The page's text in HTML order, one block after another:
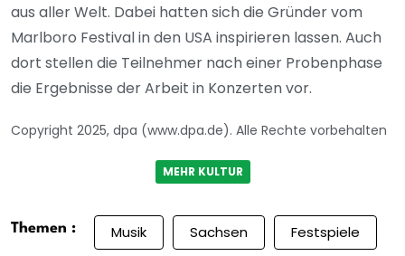
aus aller Welt. Dabei hatten sich die Gründer vom
Marlboro Festival in den USA inspirieren lassen. Auch
dort stellen die Teilnehmer nach einer Probenphase
die Ergebnisse der Arbeit in Konzerten vor.
Copyright 2025, dpa (www.dpa.de). Alle Rechte vorbehalten
MEHR KULTUR
Themen : Musik Sachsen Festspiele